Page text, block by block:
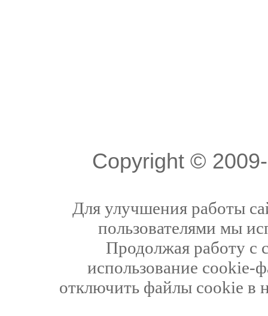
Copyright ©
Для улучшения работы
пользователями мы
Продолжая работу с
использование cookie-
отключить файлы cookie в